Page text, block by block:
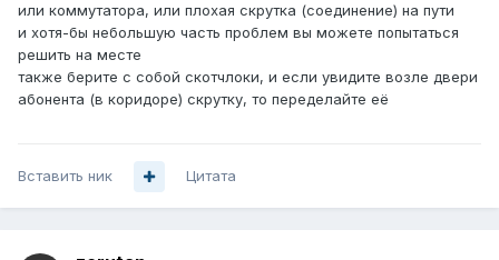
или коммутатора, или плохая скрутка (соединение) на пути
и хотя-бы небольшую часть проблем вы можете попытаться
решить на месте
также берите с собой скотчлоки, и если увидите возле двери
абонента (в коридоре) скрутку, то переделайте её
Вставить ник Цитата